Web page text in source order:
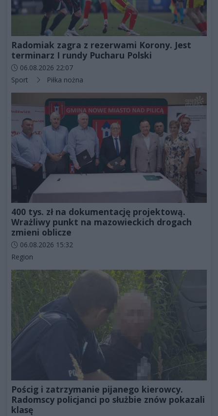
Radomiak zagra z rezerwami Korony. Jest
terminarz I rundy Pucharu Polski
Data dodania artykułu:
06.08.2026 22:07
Kategorie artykułu:
Sport Piłka nożna
400 tys. zł na dokumentację projektową.
Wrażliwy punkt na mazowieckich drogach
zmieni oblicze
Data dodania artykułu:
06.08.2026 15:32
Kategorie artykułu:
Region
Pościg i zatrzymanie pijanego kierowcy.
Radomscy policjanci po służbie znów pokazali
klasę